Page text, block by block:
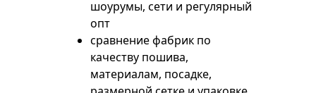
шоурумы, сети и регулярный
опт
сравнение фабрик по
качеству пошива,
материалам, посадке,